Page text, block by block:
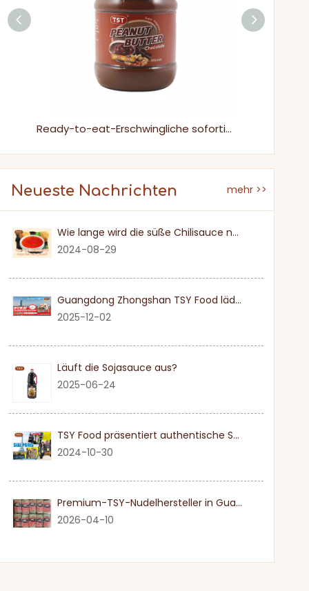
Ready-to-eat-Erschwingliche sofortige Schokoladen Erdnussbutter
Neueste Nachrichten mehr >>
Wie lange wird die süße Chilisauce nach einmal eröffnet?
2024-08-29
Guangdong Zhongshan TSY Food lädt Sie herzlich ein, die Dubai Gulfood Exhibition 2026 zu besuchen
2025-12-02
Läuft die Sojasauce aus?
2025-06-24
TSY Food präsentiert authentische Sojasauce auf der SIAL PARIS 2024
2024-10-30
Premium-TSY-Nudelhersteller in Guangdong
2026-04-10